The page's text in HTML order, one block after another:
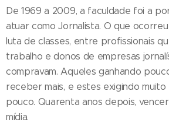
De 1969 a 2009, a faculdade foi a
atuar como Jornalista. O que
luta de classes, entre profissionais
trabalho e donos de empresas
compravam. Aqueles ganhando
receber mais, e estes exigindo
pouco. Quarenta anos depois,
mídia.